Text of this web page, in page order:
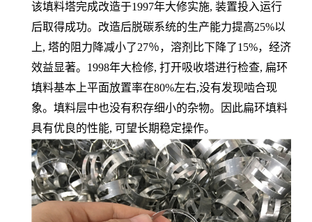
该填料塔完成改造于1997年大修实施, 装置投入运行
后取得成功。改造后脱碳系统的生产能力提高25%以
上, 塔的阻力降减小了27％，溶剂比下降了15%，经济
效益显著。1998年大检修, 打开吸收塔进行检查, 扁环
填料基本上平面放置率在80%左右,没有发现啮合现
象。填料层中也没有积存细小的杂物。因此扁环填料
具有优良的性能, 可望长期稳定操作。